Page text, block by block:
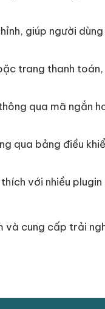
giúp người
trang thanh
qua mã ngắn
qua bảng điều
với nhiều plugin
cung cấp trải